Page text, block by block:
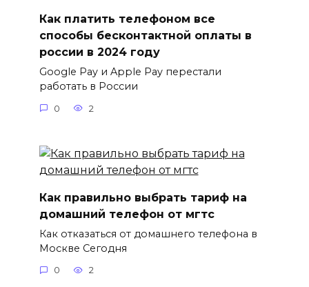
Как платить телефоном все
способы бесконтактной оплаты в
россии в 2024 году
Google Pay и Apple Pay перестали
работать в России
0 2
Как правильно выбрать тариф на
домашний телефон от мгтс
Как отказаться от домашнего телефона в
Москве Сегодня
0 2